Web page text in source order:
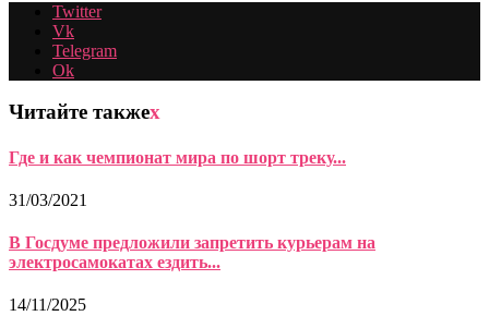
Twitter
Vk
Telegram
Ok
Читайте такжеx
Где и как чемпионат мира по шорт треку...
31/03/2021
В Госдуме предложили запретить курьерам на
электросамокатах ездить...
14/11/2025